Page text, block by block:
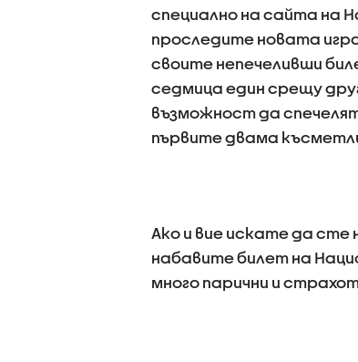
специално на сайта на
проследите новата
своите непечеливши
седмица един срещу
възможност да
първите двама
Ако и вие искате да
набавите билет на
много парични и